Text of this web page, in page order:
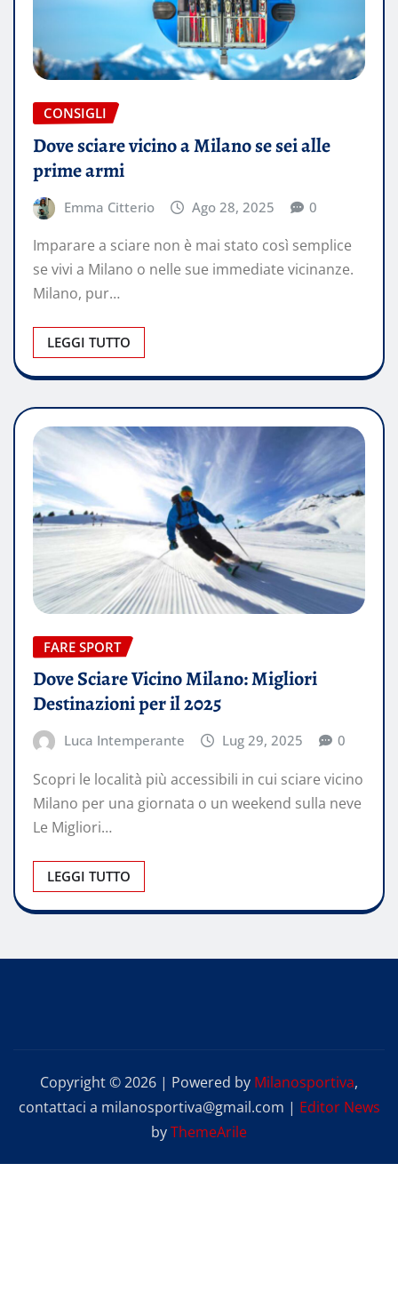
CONSIGLI
Dove sciare vicino a Milano se sei alle
prime armi
Emma Citterio Ago 28, 2025 0
Imparare a sciare non è mai stato così semplice
se vivi a Milano o nelle sue immediate vicinanze.
Milano, pur…
LEGGI TUTTO
FARE SPORT
Dove Sciare Vicino Milano: Migliori
Destinazioni per il 2025
Luca Intemperante Lug 29, 2025 0
Scopri le località più accessibili in cui sciare vicino
Milano per una giornata o un weekend sulla neve
Le Migliori…
LEGGI TUTTO
Copyright © 2026 | Powered by Milanosportiva,
contattaci a milanosportiva@gmail.com | Editor News
byThemeArile